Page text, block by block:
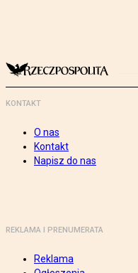
KONTAKT
O nas
Kontakt
Napisz do nas
REKLAMA I PRENUMERATA
Reklama